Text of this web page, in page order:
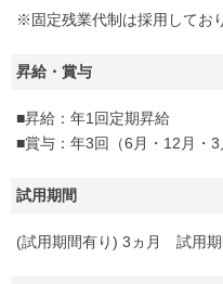
※固定残業代制は採用してお
昇給・賞与
■昇給：年1回定期昇給
■賞与：年3回（6月・12月・3
試用期間
(試用期間有り) 3ヵ月 試用期